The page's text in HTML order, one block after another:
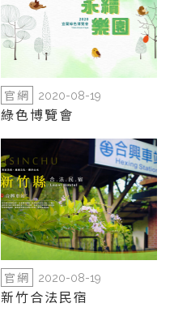
官網 2020-08-19
綠色博覽會
官網 2020-08-19
新竹合法民宿